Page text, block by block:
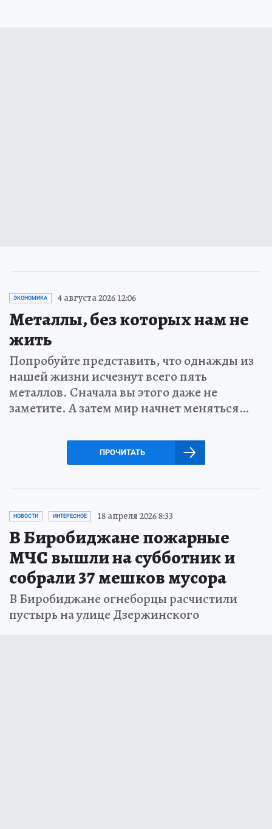
ЭКОНОМИКА 4 августа 2026 12:06
Металлы, без которых нам не
жить
Попробуйте представить, что однажды из
нашей жизни исчезнут всего пять
металлов. Сначала вы этого даже не
заметите. А затем мир начнет меняться…
ПРОЧИТАТЬ
НОВОСТИ ИНТЕРЕСНОЕ 18 апреля 2026 8:33
В Биробиджане пожарные
МЧС вышли на субботник и
собрали 37 мешков мусора
В Биробиджане огнеборцы расчистили
пустырь на улице Дзержинского